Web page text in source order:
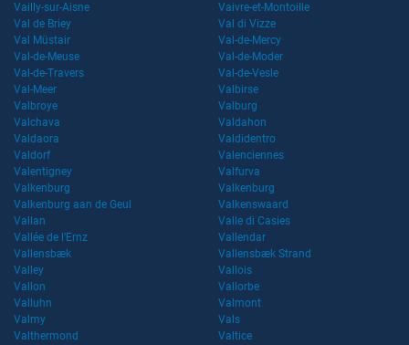
Vailly-sur-Aisne
Vaivre-et-Montoille
Val de Briey
Val di Vizze
Val Müstair
Val-de-Mercy
Val-de-Meuse
Val-de-Moder
Val-de-Travers
Val-de-Vesle
Val-Meer
Valbirse
Valbroye
Valburg
Valchava
Valdahon
Valdaora
Valdidentro
Valdorf
Valenciennes
Valentigney
Valfurva
Valkenburg
Valkenburg
Valkenburg aan de Geul
Valkenswaard
Vallan
Valle di Casies
Vallée de l’Ernz
Vallendar
Vallensbæk
Vallensbæk Strand
Valley
Vallois
Vallon
Vallorbe
Valluhn
Valmont
Valmy
Vals
Valthermond
Valtice